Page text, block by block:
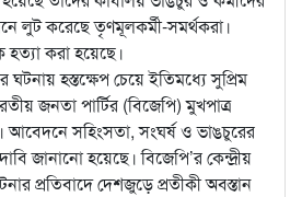
লুট করেছে তৃণমূলকর্মী-সমর্থকরা।
করা হয়েছে।
ঘটনায় হস্তক্ষেপ চেয়ে ইতিমধ্যে সুপ্রিম
জনতা পার্টির (বিজেপি) মুখপাত্র
আবেদনে সহিংসতা, সংঘর্ষ ও ভাঙচুরের
জানানো হয়েছে। বিজেপি’র কেন্দ্রীয়
প্রতিবাদে দেশজুড়ে প্রতীকী অবস্তান